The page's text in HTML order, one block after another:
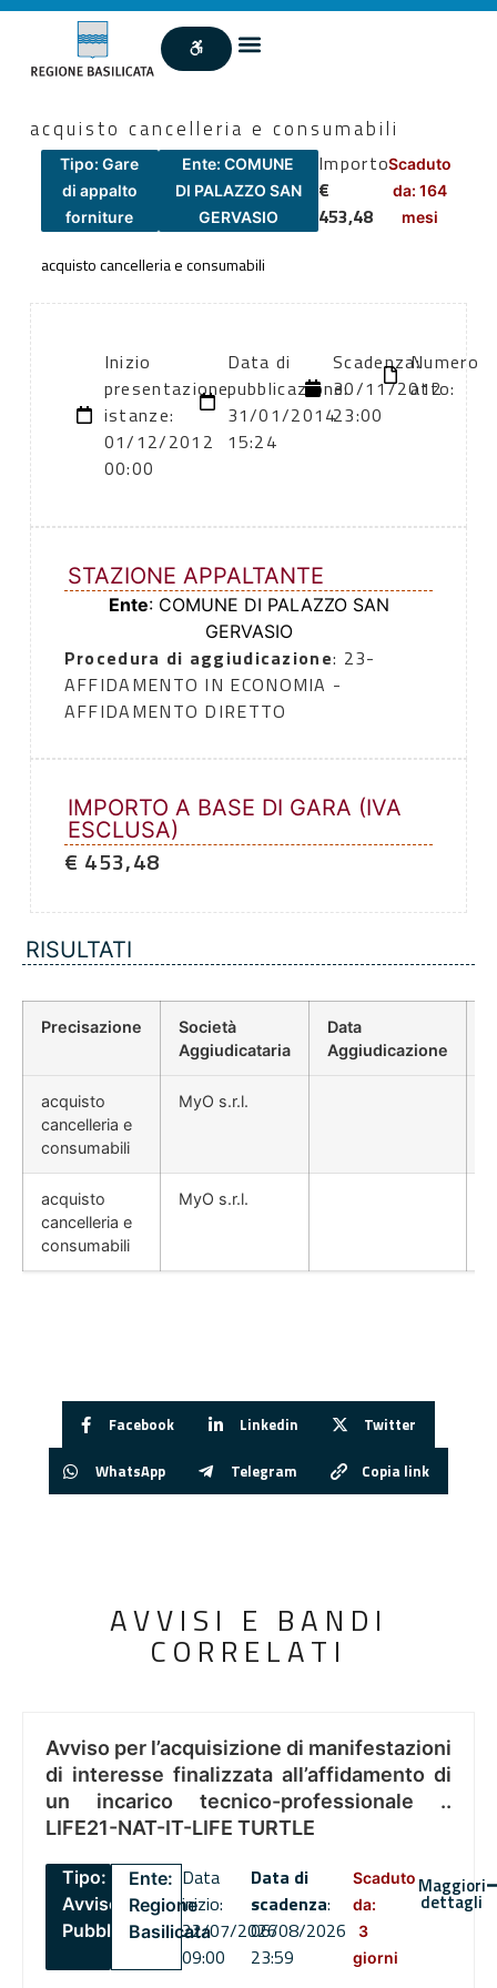
acquisto cancelleria e consumabili
Tipo: Gare
di appalto
forniture
Ente: COMUNE
DI PALAZZO SAN
GERVASIO
Importo
€
453,48
Scaduto
da: 164
mesi
acquisto cancelleria e consumabili
Inizio
presentazione
istanze:
01/12/2012
00:00
Data di
pubblicazione:
31/01/2014
15:24
Scadenza:
30/11/2012
23:00
Numero
atto:
STAZIONE APPALTANTE
Ente: COMUNE DI PALAZZO SAN
GERVASIO
Procedura di aggiudicazione: 23-
AFFIDAMENTO IN ECONOMIA -
AFFIDAMENTO DIRETTO
IMPORTO A BASE DI GARA (IVA
ESCLUSA)
€ 453,48
RISULTATI
Precisazione
Società
Aggiudicataria
Data
Aggiudicazione
acquisto
cancelleria e
consumabili
MyO s.r.l.
acquisto
cancelleria e
consumabili
MyO s.r.l.
Facebook Linkedin Twitter
WhatsApp Telegram Copia link
AVVISI E BANDI
CORRELATI
Avviso per l’acquisizione di manifestazioni
di interesse finalizzata all’affidamento di
un incarico tecnico-professionale ..
LIFE21-NAT-IT-LIFE TURTLE
Tipo:
Avviso
Pubblico
Ente:
Regione
Basilicata
Data
inizio:
22/07/2026
09:00
Data di
scadenza:
06/08/2026
23:59
Scaduto
da:
3
giorni
Maggiori
dettagli